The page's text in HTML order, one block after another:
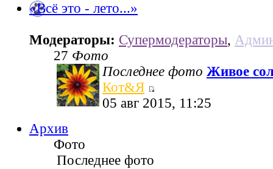
«Всё это - лето...»
Модераторы: Супермодераторы,
27 Фото
Последнее фото Живое
Кот&Я
05 авг 2015, 11:25
Архив
Фото
Последнее фото